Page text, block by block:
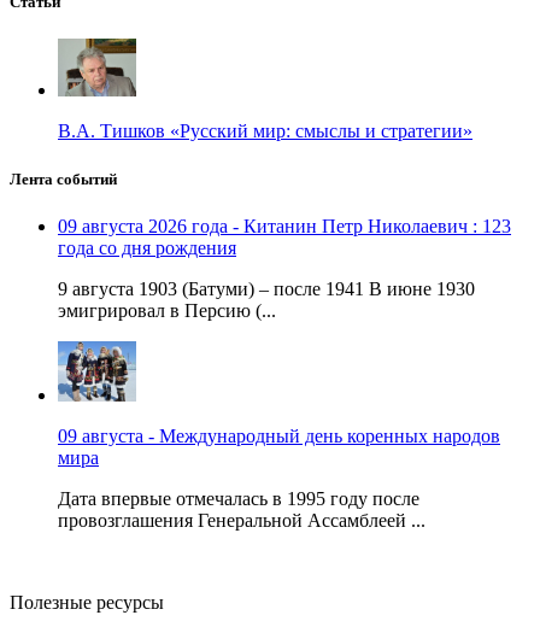
В.А. Тишков «Русский мир: смыслы и стратегии»
Лента событий
09 августа 2026 года - Китанин Петр Николаевич : 123
года со дня рождения
9 августа 1903 (Батуми) – после 1941 В июне 1930
эмигрировал в Персию (...
09 августа - Международный день коренных народов
мира
Дата впервые отмечалась в 1995 году после
провозглашения Генеральной Ассамблеей ...
Полезные ресурсы